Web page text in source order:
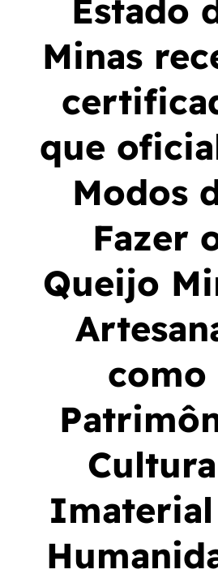
Estado
Minas
que
Modos
Fazer
Queijo
como
Imaterial